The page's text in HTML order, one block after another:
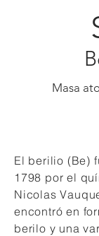
Masa
El berilio (Be)
1798 por el
Nicolas
encontró en
berilo y una